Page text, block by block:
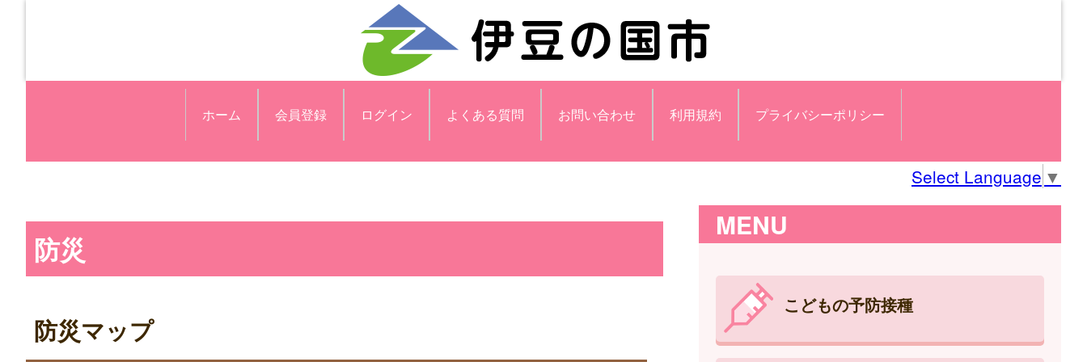
ホーム 会員登録 ログイン よくある質問 お問い合わせ 利用規約 プライバシーポリシー
Select Language ▼
防災
防災マップ
MENU
こどもの予防接種